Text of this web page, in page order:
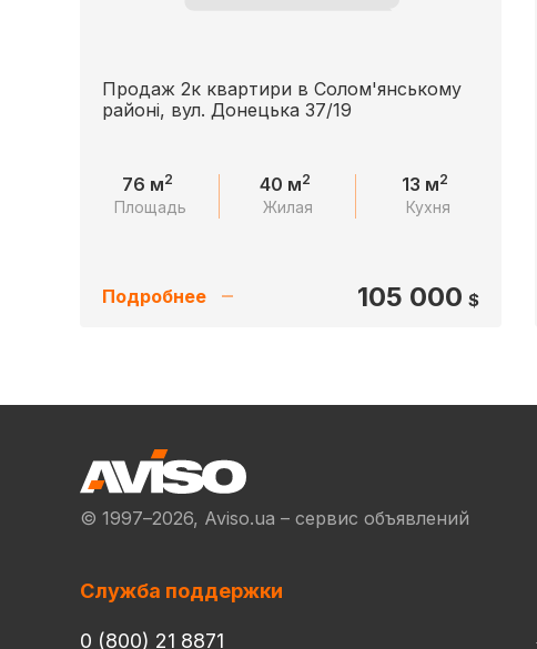
Продаж 2к квартири в Солом'янському
районі, вул. Донецька 37/19
76 м2
Площадь
40 м2
Жилая
13 м2
Кухня
Подробнее 105 000 $
© 1997–2026, Aviso.ua – сервис объявлений
Служба поддержки
0 (800) 21 8871